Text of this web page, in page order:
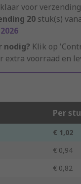
voor verzending
20 stuk(s)
nodig? Klik op
extra voorraad en
Per
€ 1,02
€ 0,94
€ 0,82